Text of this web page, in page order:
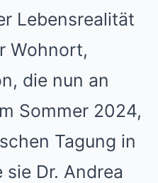
Lebensrealität
Wohnort,
die nun an
Sommer 2024,
Tagung in
Dr. Andrea